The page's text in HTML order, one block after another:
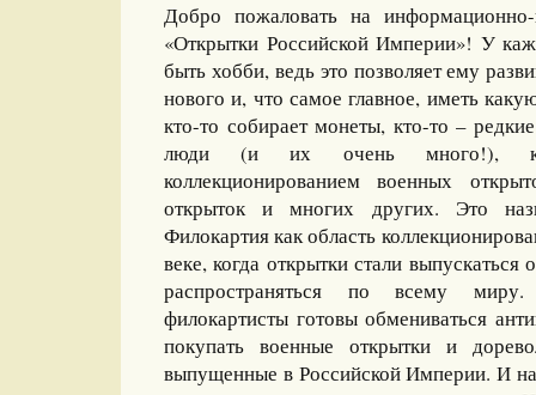
Добро пожаловать на информационно-
«Открытки Российской Империи»! У
быть хобби, ведь это позволяет ему
нового и, что самое главное, иметь
кто-то собирает монеты, кто-то –
люди (и их очень много!),
коллекционированием военных
открыток и многих других. Это
Филокартия как область
веке, когда открытки стали
распространяться по всему
филокартисты готовы обмениваться
покупать военные открытки и
выпущенные в Российской Империи. И